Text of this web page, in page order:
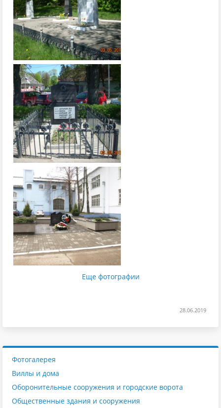
Еще фотографии
28.06.2019
Фотогалерея
Виллы и дома
Оборонительные сооружения и городские ворота
Общественные здания и сооружения